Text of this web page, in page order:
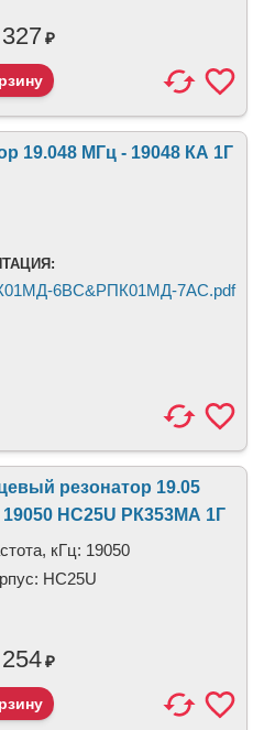
327₽
19.048 МГц - 19048 КА 1Г
6ВС&РПК01МД-7АС.pdf
резонатор 19.05
19050 HC25U РК353МА 1Г
кГц: 19050
HC25U
254₽